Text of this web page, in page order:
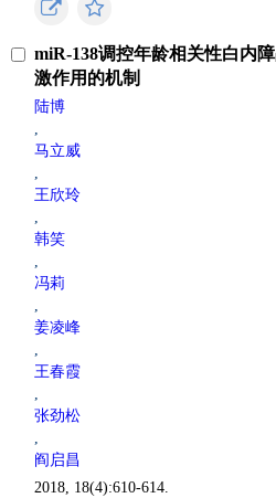
miR-138调控年龄相关性白内
激作用的机制
陆博
,
马立威
,
王欣玲
,
韩笑
,
冯莉
,
姜凌峰
,
王春霞
,
张劲松
,
阎启昌
2018, 18(4):610-614.